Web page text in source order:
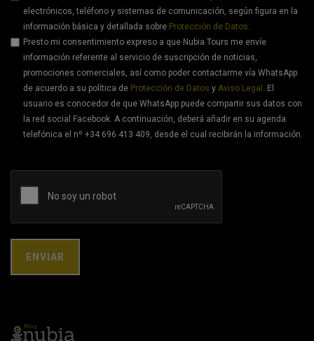
electrónicos, teléfono y sistemas de comunicación, según figura en la
información básica y detallada sobre Protección de Datos.
Presto mi consentimiento expreso a que Nubia Tours me envíe
información referente al servicio de suscripción de noticias,
promociones comerciales, así como poder contactarme vía WhatsApp
de acuerdo a su política de Protección de Datos y Aviso Legal . El
usuario es conocedor de que WhatsApp puede compartir sus datos con
la red social Facebook. A continuación, deberá añadir en su agenda
telefónica el nº +34 696 413 409, desde el cual recibirán la información.